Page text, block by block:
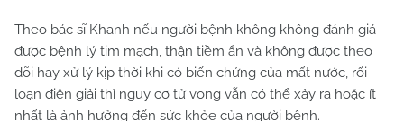
Theo bác sĩ Khanh nếu người bệnh không không đánh giá
được bệnh lý tim mạch, thận tiềm ẩn và không được theo
dõi hay xử lý kịp thời khi có biến chứng của mất nước, rối
loạn điện giải thì nguy cơ tử vong vẫn có thể xảy ra hoặc ít
nhất là ảnh hưởng đến sức khỏe của người bệnh.